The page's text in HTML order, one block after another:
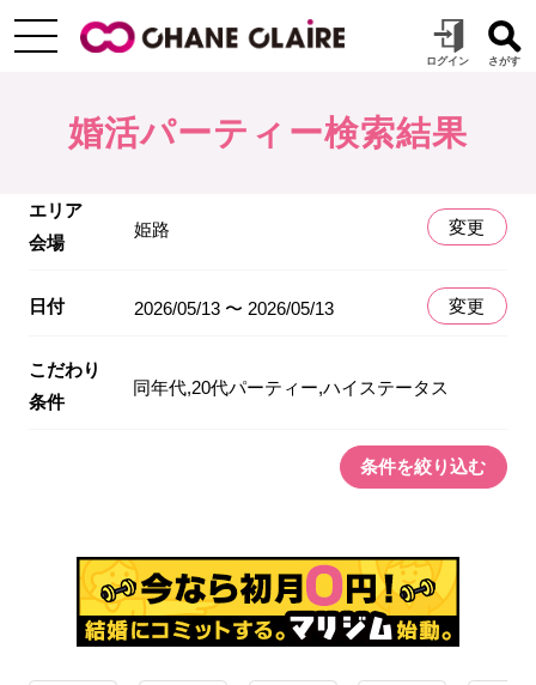
婚活パーティー検索結果
エリア
会場
姫路 変更
日付 2026/05/13 〜 2026/05/13 変更
こだわり
条件
同年代,20代パーティー,ハイステータス
条件を絞り込む